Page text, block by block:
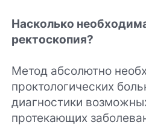
Насколько
ректоскопия?
Метод абсолютно
проктологических
диагностики
протекающих